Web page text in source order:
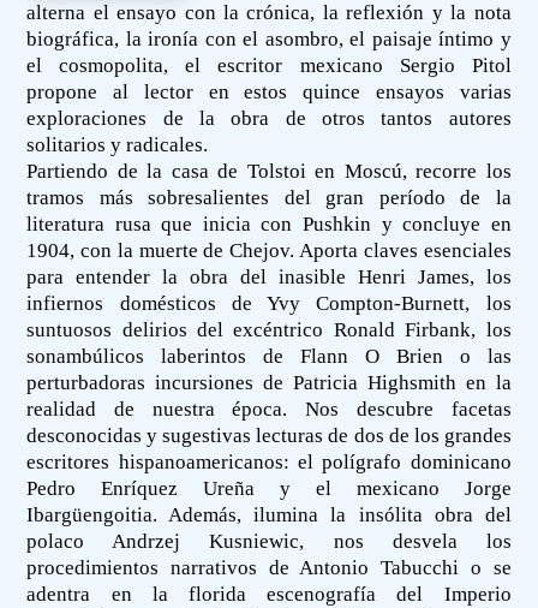
alterna el ensayo con la crónica, la reflexión y la nota
biográfica, la ironía con el asombro, el paisaje íntimo y
el cosmopolita, el escritor mexicano Sergio Pitol
propone al lector en estos quince ensayos varias
exploraciones de la obra de otros tantos autores
solitarios y radicales.
Partiendo de la casa de Tolstoi en Moscú, recorre los
tramos más sobresalientes del gran período de la
literatura rusa que inicia con Pushkin y concluye en
1904, con la muerte de Chejov. Aporta claves esenciales
para entender la obra del inasible Henri James, los
infiernos domésticos de Yvy Compton-Burnett, los
suntuosos delirios del excéntrico Ronald Firbank, los
sonambúlicos laberintos de Flann O Brien o las
perturbadoras incursiones de Patricia Highsmith en la
realidad de nuestra época. Nos descubre facetas
desconocidas y sugestivas lecturas de dos de los grandes
escritores hispanoamericanos: el polígrafo dominicano
Pedro Enríquez Ureña y el mexicano Jorge
Ibargüengoitia. Además, ilumina la insólita obra del
polaco Andrzej Kusniewic, nos desvela los
procedimientos narrativos de Antonio Tabucchi o se
adentra en la florida escenografía del Imperio